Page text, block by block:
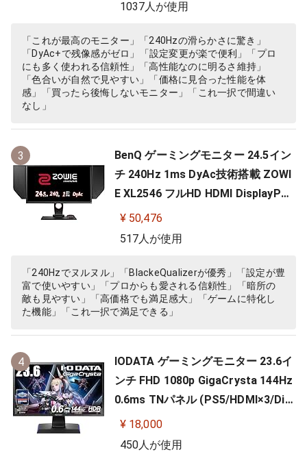
1037人が使用
「これが最高のモニター」「240Hzの滑らかさに驚き」
「DyAc+で残像感がゼロ」「設定変更が楽で便利」「プロ
にも多く使われる信頼性」「高性能なのに明るさ維持」
「色合いが自然で見やすい」「価格に見合った性能を体
感」「買ったら後悔しないモニター」「これ一択で間違い
なし」
3
BenQ ゲーミングモニター 24.5イン
チ 240Hz 1ms DyAc技術搭載 ZOWI
E XL2546 フルHD HDMI DisplayPor
t DVI-DL搭載 FPS向き ディスプレイ
¥ 50,476
517人が使用
「240Hzでヌルヌル」「BlackeQualizerが優秀」「設定が豊
富で使いやすい」「プロからも愛される信頼性」「暗所の
敵も見やすい」「高価格でも満足感大」「ゲームに特化し
た機能」「これ一択で満足できる」
4
IODATA ゲーミングモニター 23.6イ
ンチ FHD 1080p GigaCrysta 144Hz
0.6ms TNパネル (PS5/HDMI×3/Dis
playPort/スピーカー付/高さ調整/縦
横回転) EX-LDGC242HTB
¥ 18,000
450人が使用